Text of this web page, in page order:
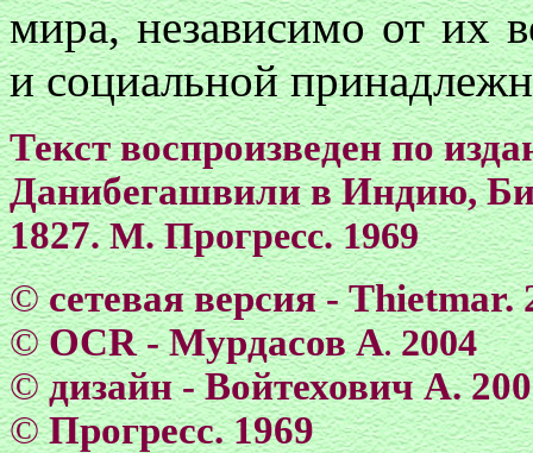
мира, независимо от их
и социальной
Текст воспроизведен по
Данибегашвили в Индию,
1827. М. Прогресс. 1969
©сетевая версия - Тhietmar.
©OCR - Мурдасов А.2004
© дизайн - Войтехович А.
© Прогресс. 1969